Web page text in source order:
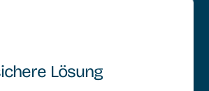
Lösung